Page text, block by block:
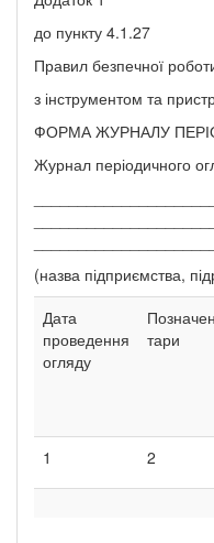
до пункту 4.1.27
Правил безпечної
з інструментом та
ФОРМА ЖУРНАЛУ
Журнал періодичного
(назва підприємства,
Дата
проведення
огляду
тари
1 2